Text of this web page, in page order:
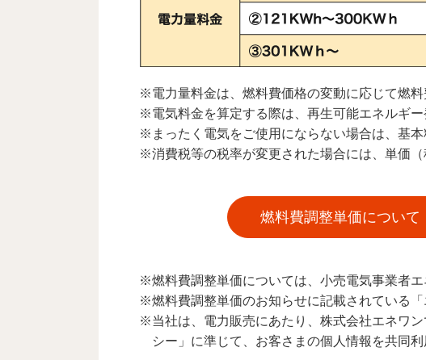
※電力量料金は、燃料費価格の変動に応じて燃料
※電気料金を算定する際は、再生可能エネルギー
※まったく電気をご使用にならない場合は、基本
※消費税等の税率が変更された場合には、単価
燃料費調整単価について
※燃料費調整単価については、小売電気事業者エ
※燃料費調整単価のお知らせに記載されている
※当社は、電力販売にあたり、株式会社エネワ
シー」に準じて、お客さまの個人情報を共同